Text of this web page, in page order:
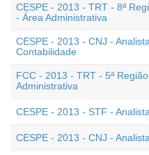
CESPE - 2013 - TRT - 8ª
- Área Administrativa
CESPE - 2013 - CNJ -
Contabilidade
FCC - 2013 - TRT - 5ª
Administrativa
CESPE - 2013 - STF -
CESPE - 2013 - CNJ -